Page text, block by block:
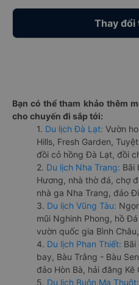
Thay đổi
Bạn có thể tham khảo thêm
cho chuyến đi sắp tới:
1. Du lịch Đà Lạt: Vườn
Hills, Fresh Garden,
đồi cỏ hồng Đà Lạt, đồi
2. Du lịch Nha Trang: Bãi
Hương, nhà thờ đá, chợ
nhà ga Nha Trang, đảo
3. Du lịch Vũng Tàu:
mũi Nghinh Phong, hồ
vườn quốc gia Bình
4. Du lịch Phan Thiết:
bay, Bàu Trắng - Bàu
đảo Hòn Bà, hải đăng Kê
5. Du lịch Buôn Ma Thuột: